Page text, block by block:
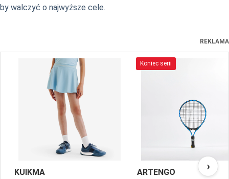
by walczyć o najwyższe cele.
REKLAMA
KUIKMA
Koniec serii
ARTENGO
›